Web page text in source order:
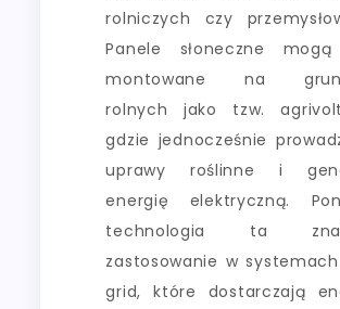
rolniczych czy
Panele słoneczne
montowane na
rolnych jako tzw.
gdzie jednocześnie
uprawy roślinne i
energię elektryczną.
technologia ta
zastosowanie w
grid, które dostarczają